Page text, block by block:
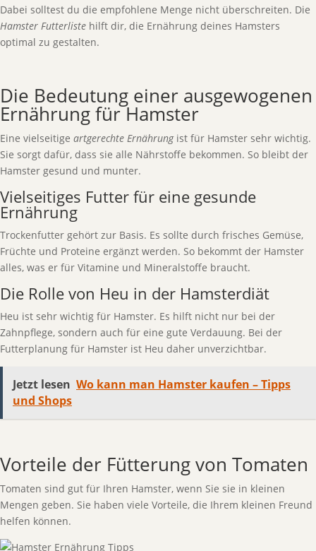
Dabei solltest du die empfohlene Menge nicht überschreiten. Die
Hamster Futterliste hilft dir, die Ernährung deines Hamsters
optimal zu gestalten.
Die Bedeutung einer ausgewogenen
Ernährung für Hamster
Eine vielseitige artgerechte Ernährungist für Hamster sehr wichtig.
Sie sorgt dafür, dass sie alle Nährstoffe bekommen. So bleibt der
Hamster gesund und munter.
Vielseitiges Futter für eine gesunde
Ernährung
Trockenfutter gehört zur Basis. Es sollte durch frisches Gemüse,
Früchte und Proteine ergänzt werden. So bekommt der Hamster
alles, was er für Vitamine und Mineralstoffe braucht.
Die Rolle von Heu in der Hamsterdiät
Heu ist sehr wichtig für Hamster. Es hilft nicht nur bei der
Zahnpflege, sondern auch für eine gute Verdauung. Bei der
Futterplanung für Hamster ist Heu daher unverzichtbar.
Jetzt lesen Wo kann man Hamster kaufen – Tipps
und Shops
Vorteile der Fütterung von Tomaten
Tomaten sind gut für Ihren Hamster, wenn Sie sie in kleinen
Mengen geben. Sie haben viele Vorteile, die Ihrem kleinen Freund
helfen können.